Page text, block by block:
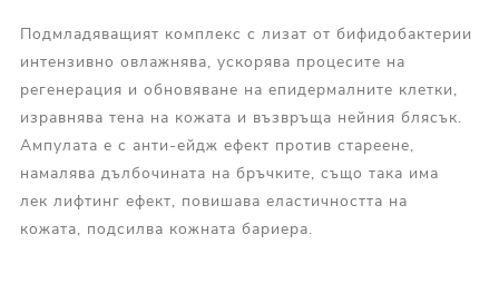
Подмладяващият комплекс с лизат от бифидобактерии
интензивно овлажнява, ускорява процесите на
регенерация и обновяване на епидермалните клетки,
изравнява тена на кожата и възвръща нейния блясък.
Ампулата е с анти-ейдж ефект против стареене,
намалява дълбочината на бръчките, също така има
лек лифтинг ефект, повишава еластичността на
кожата, подсилва кожната бариера.